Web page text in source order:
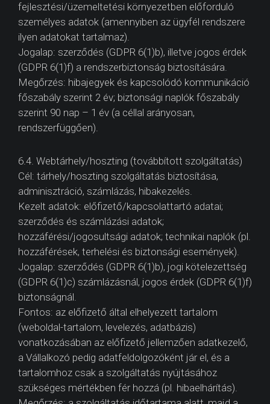
fejlesztési/üzemeltetési környezetben előforduló
személyes adatok (amennyiben az ügyfél rendszere
ilyen adatokat tartalmaz).
Jogalap: szerződés (GDPR 6(1)b), illetve jogos érdek
(GDPR 6(1)f) a rendszerbiztonság biztosítására.
Megőrzés: hibajegyek és kapcsolódó kommunikáció
főszabály szerint 2 év; biztonsági naplók főszabály
szerint 90 nap – 1 év (a céllal arányosan,
rendszerfüggően).
6.4. Webtárhely/hoszting (továbbított szolgáltatás)
Cél: tárhely/hoszting szolgáltatás biztosítása,
adminisztráció, számlázás, hibakezelés.
Kezelt adatok: előfizető/kapcsolattartó adatai;
szerződés és számlázási adatok;
hozzáférési/jogosultsági adatok; technikai naplók (pl.
hozzáférések, terhelési és biztonsági események).
Jogalap: szerződés (GDPR 6(1)b), jogi kötelezettség
(GDPR 6(1)c) számlázásnál, jogos érdek (GDPR 6(1)f)
biztonságnál.
Fontos: az előfizető által elhelyezett tartalom
(weboldal-tartalom, levelezés, adatbázis)
vonatkozásában az előfizető jellemzően adatkezelő,
a Vállalkozó pedig adatfeldolgozóként jár el, és a
tartalomhoz csak a szolgáltatás nyújtásához
szükséges mértékben fér hozzá (pl. hibaelhárítás).